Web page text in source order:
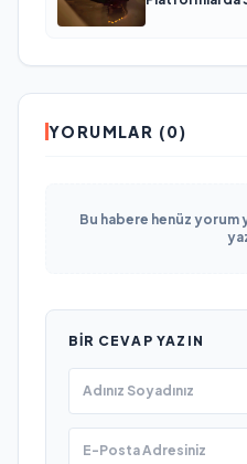
YORUMLAR (0)
Bu habere henüz yorum
BIR CEVAP YAZIN